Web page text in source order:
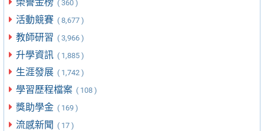
榮譽金榜 ( 360 )
活動競賽 ( 8,677 )
教師研習 ( 3,966 )
升學資訊 ( 1,885 )
生涯發展 ( 1,742 )
學習歷程檔案 ( 108 )
獎助學金 ( 169 )
流感新聞 ( 17 )